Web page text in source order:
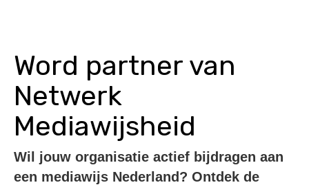
Word partner van
Netwerk
Mediawijsheid
Wil jouw organisatie actief bijdragen aan
een mediawijs Nederland? Ontdek de